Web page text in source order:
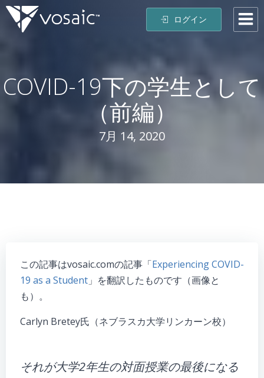
へ
ス
キ
ッ
プ
ログイン
COVID-19下の学生として
（前編）
7月 14, 2020
この記事はvosaic.comの記事「Experiencing COVID-
19 as a Student 」を翻訳したものです（画像と
も）。
Carlyn Bretey氏（ネブラスカ大学リンカーン校）
それが大学2年生の対面授業の最後になる